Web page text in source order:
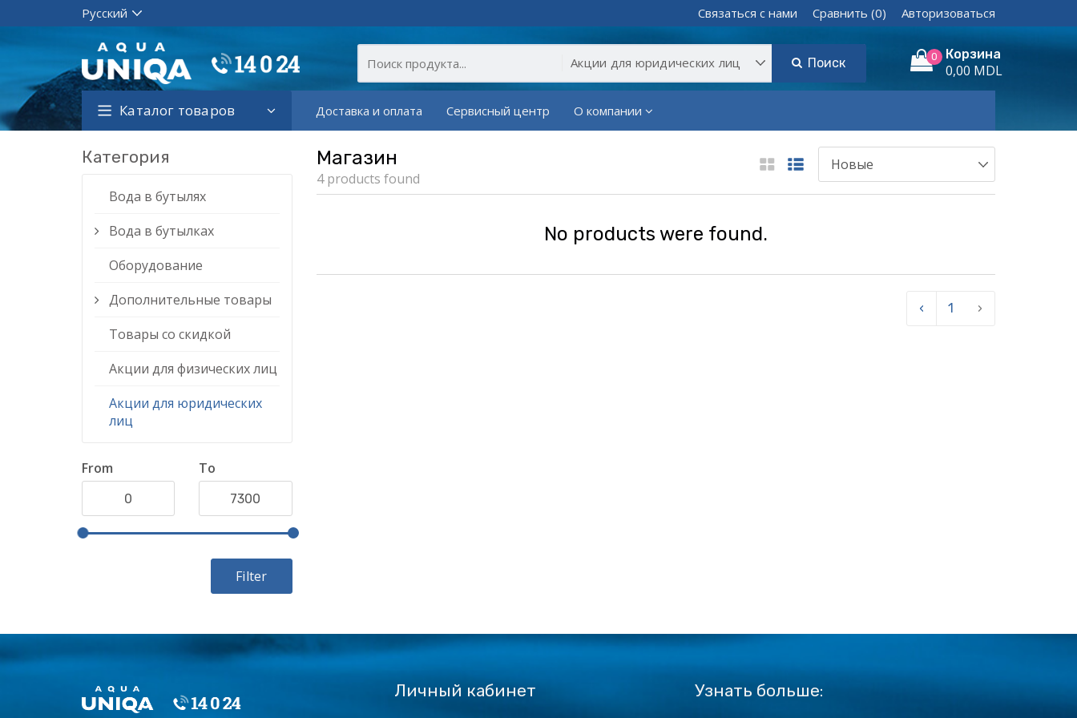
Связаться с нами Сравнить (0) Авторизоваться
0 Корзина
0,00 MDL
Поиск
Каталог товаров Доставка и оплата Сервисный центр О компании
Категория
Вода в бутылях
Вода в бутылках
Оборудование
Дополнительные товары
Товары со скидкой
Акции для физических лиц
Акции для юридических
лиц
From To
Filter
Магазин
4 products found
No products were found.
‹ 1 ›
Личный кабинет Узнать больше: